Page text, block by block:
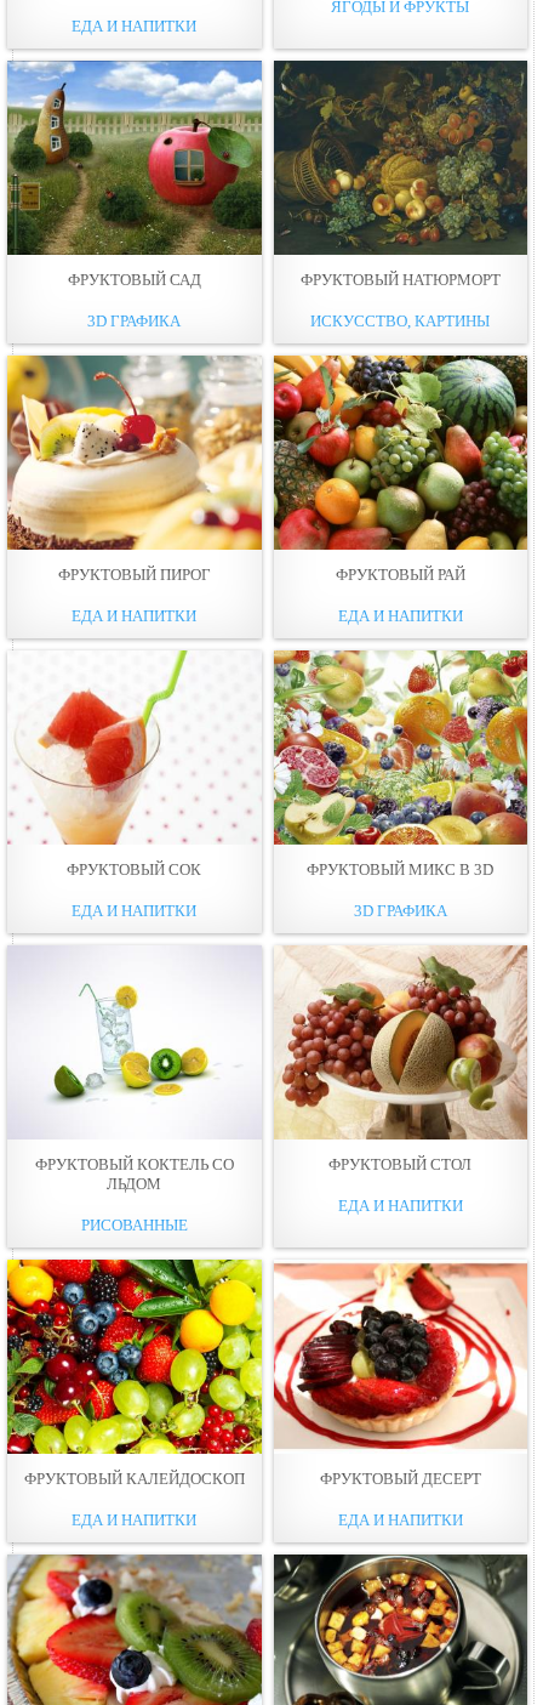
ЕДА И НАПИТКИ
ЯГОДЫ И ФРУКТЫ
ФРУКТОВЫЙ САД
3D ГРАФИКА
ФРУКТОВЫЙ НАТЮРМОРТ
ИСКУССТВО, КАРТИНЫ
ФРУКТОВЫЙ ПИРОГ
ЕДА И НАПИТКИ
ФРУКТОВЫЙ РАЙ
ЕДА И НАПИТКИ
ФРУКТОВЫЙ СОК
ЕДА И НАПИТКИ
ФРУКТОВЫЙ МИКС В 3D
3D ГРАФИКА
ФРУКТОВЫЙ КОКТЕЛЬ СО
ЛЬДОМ
РИСОВАННЫЕ
ФРУКТОВЫЙ СТОЛ
ЕДА И НАПИТКИ
ФРУКТОВЫЙ КАЛЕЙДОСКОП
ЕДА И НАПИТКИ
ФРУКТОВЫЙ ДЕСЕРТ
ЕДА И НАПИТКИ